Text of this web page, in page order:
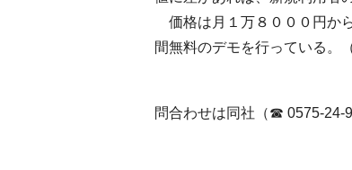
価格は月１万８０００円か
間無料のデモを行っている。（
問合わせは同社（☎ 0575-24-